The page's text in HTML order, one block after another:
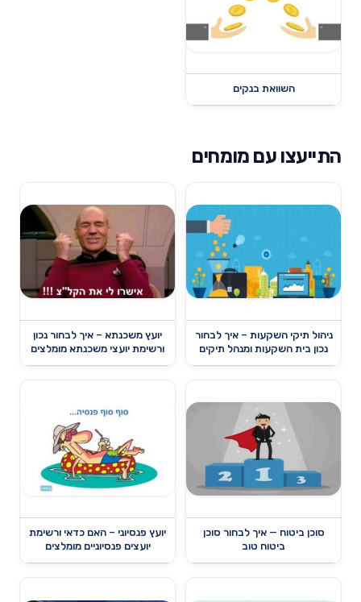
השוואת בנקים
התייעצו עם מומחים
ניהול תיקי השקעות – איך לבחור
נכון בית השקעות ומנהל תיקים
יועץ משכנתא – איך לבחור נכון
ורשימת יועצי משכנתא מומלצים
סוכן ביטוח — איך לבחור סוכן
ביטוח טוב
יועץ פנסיוני – האם כדאי ורשימת
יועצים פנסיוניים מומלצים